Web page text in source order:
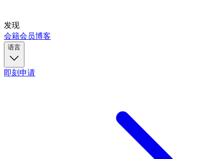
发现
会籍会员博客
语言
即刻申请